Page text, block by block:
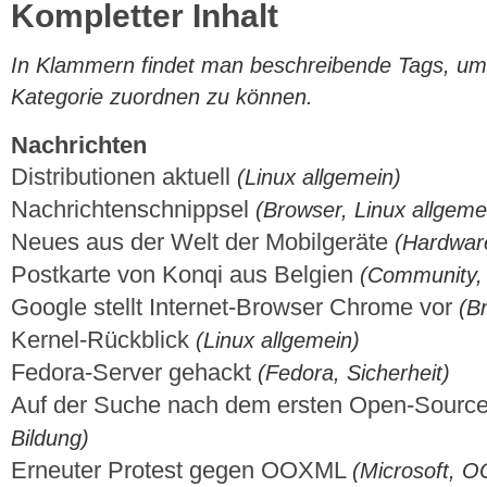
Kompletter Inhalt
In Klammern findet man beschreibende Tags,
Kategorie zuordnen zu können.
Nachrichten
Distributionen aktuell
(Linux allgemein)
Nachrichtenschnippsel (Browser, Linux
Neues aus der Welt der Mobilgeräte
Postkarte von Konqi aus Belgien
Google stellt Internet-Browser Chrome vor
Kernel-Rückblick (Linux allgemein)
Fedora-Server gehackt (Fedora, Sicherheit)
Auf der Suche nach dem ersten Open-
Bildung)
Erneuter Protest gegen OOXML (Microsoft,